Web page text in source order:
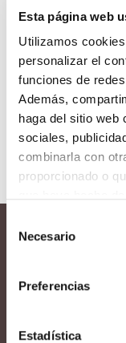
Esta página web
Utilizamos
personalizar el
funciones de
Además,
haga del sitio web
sociales,
combinarla con
proporcionado o
Necesario
Preferencias
Estadística
Día Mundial del
medio ambiente
Entrada siguiente
Si quieres